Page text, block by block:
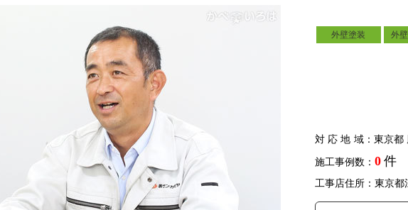
外壁塗装 外
対応地域：東京都
施工事例数： 0 件
工事店住所：東京都